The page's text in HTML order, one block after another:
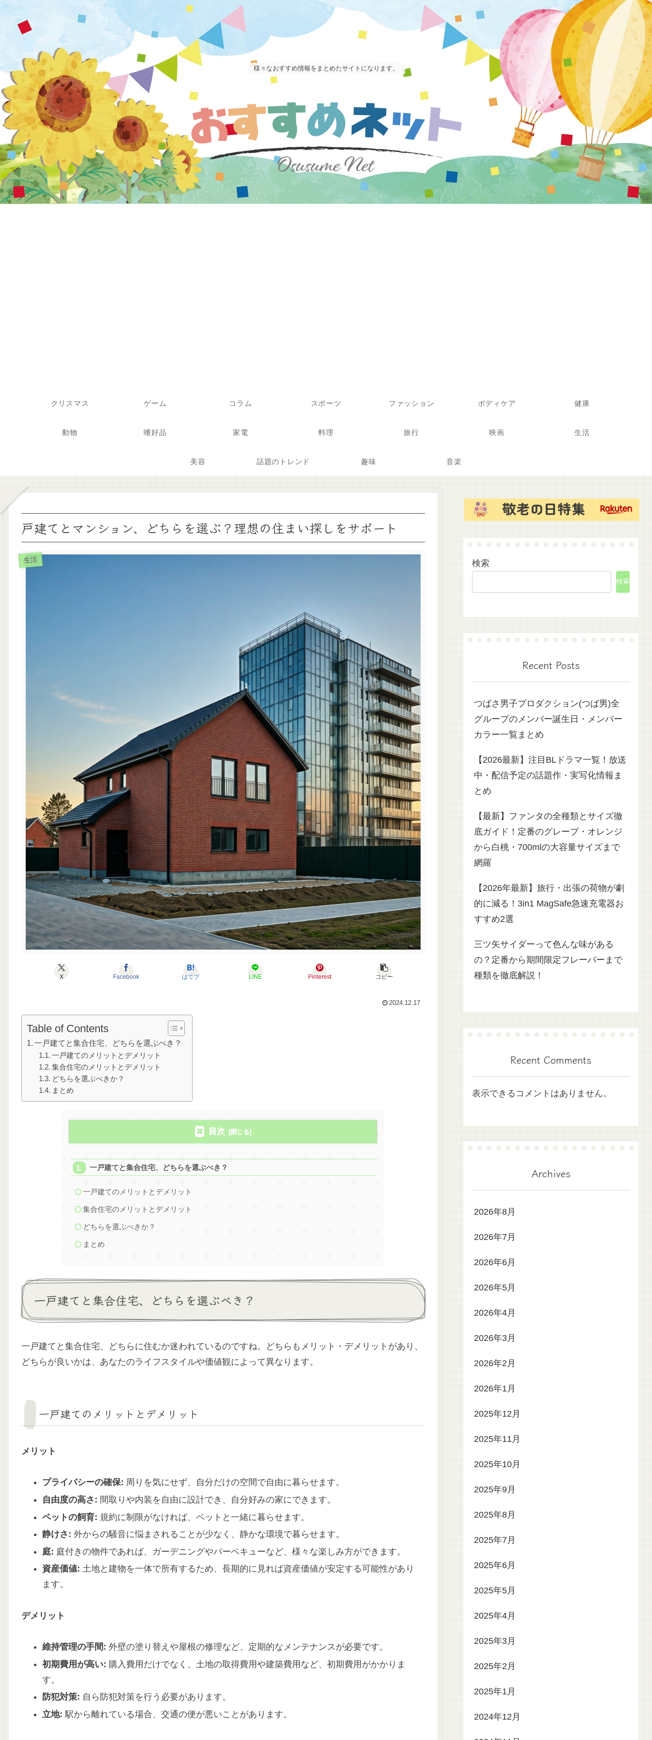
様々なおすすめ情報をまとめたサイトになります。
クリスマス ゲーム コラム スポーツ ファッション ボディケア 健康
動物 嗜好品 家電 料理 旅行 映画 生活
美容 話題のトレンド 趣味 音楽
戸建てとマンション、どちらを選ぶ？理想の住まい探しをサポート
生活
X Facebook はてブ LINE Pinterest コピー
2024.12.17
Table of Contents
一戸建てと集合住宅、どちらを選ぶべき？
一戸建てのメリットとデメリット
集合住宅のメリットとデメリット
どちらを選ぶべきか？
まとめ
目次
一戸建てと集合住宅、どちらを選ぶべき？
一戸建てのメリットとデメリット
集合住宅のメリットとデメリット
どちらを選ぶべきか？
まとめ
一戸建てと集合住宅、どちらを選ぶべき？
一戸建てと集合住宅、どちらに住むか迷われているのですね。どちらもメリット・デメリットがあり、
どちらが良いかは、あなたのライフスタイルや価値観によって異なります。
一戸建てのメリットとデメリット
メリット
プライバシーの確保: 周りを気にせず、自分だけの空間で自由に暮らせます。
自由度の高さ: 間取りや内装を自由に設計でき、自分好みの家にできます。
ペットの飼育: 規約に制限がなければ、ペットと一緒に暮らせます。
静けさ: 外からの騒音に悩まされることが少なく、静かな環境で暮らせます。
庭: 庭付きの物件であれば、ガーデニングやバーベキューなど、様々な楽しみ方ができます。
資産価値: 土地と建物を一体で所有するため、長期的に見れば資産価値が安定する可能性があり
ます。
デメリット
維持管理の手間: 外壁の塗り替えや屋根の修理など、定期的なメンテナンスが必要です。
初期費用が高い: 購入費用だけでなく、土地の取得費用や建築費用など、初期費用がかかりま
す。
防犯対策: 自ら防犯対策を行う必要があります。
立地: 駅から離れている場合、交通の便が悪いことがあります。
検索
検索
Recent Posts
つばさ男子プロダクション(つば男)全
グループのメンバー誕生日・メンバー
カラー一覧まとめ
【2026最新】注目BLドラマ一覧！放送
中・配信予定の話題作・実写化情報ま
とめ
【最新】ファンタの全種類とサイズ徹
底ガイド！定番のグレープ・オレンジ
から白桃・700mlの大容量サイズまで
網羅
【2026年最新】旅行・出張の荷物が劇
的に減る！3in1 MagSafe急速充電器お
すすめ2選
三ツ矢サイダーって色んな味がある
の？定番から期間限定フレーバーまで
種類を徹底解説！
Recent Comments
表示できるコメントはありません。
Archives
2026年8月
2026年7月
2026年6月
2026年5月
2026年4月
2026年3月
2026年2月
2026年1月
2025年12月
2025年11月
2025年10月
2025年9月
2025年8月
2025年7月
2025年6月
2025年5月
2025年4月
2025年3月
2025年2月
2025年1月
2024年12月